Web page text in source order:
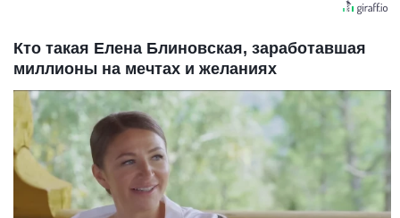
Кто такая Елена Блиновская, заработавшая
миллионы на мечтах и желаниях